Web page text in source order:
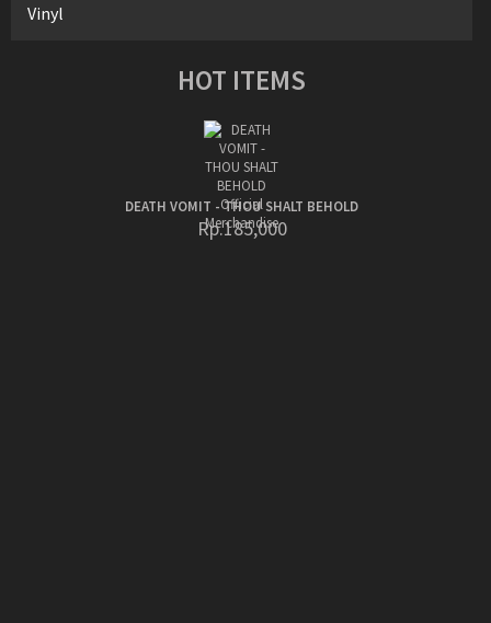
Vinyl
HOT ITEMS
DEATH VOMIT - THOU SHALT BEHOLD
Rp.185,000